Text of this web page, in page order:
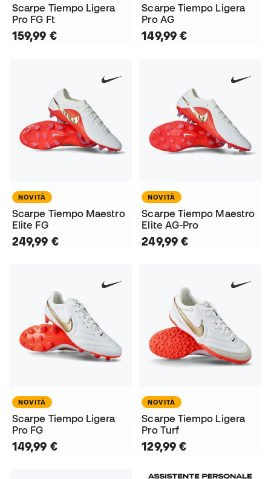
Scarpe Tiempo Ligera
Pro FG Ft
159,99 €
Scarpe Tiempo Ligera
Pro AG
149,99 €
NOVITÀ
Scarpe Tiempo Maestro
Elite FG
249,99 €
NOVITÀ
Scarpe Tiempo Maestro
Elite AG-Pro
249,99 €
NOVITÀ
Scarpe Tiempo Ligera
Pro FG
149,99 €
NOVITÀ
Scarpe Tiempo Ligera
Pro Turf
129,99 €